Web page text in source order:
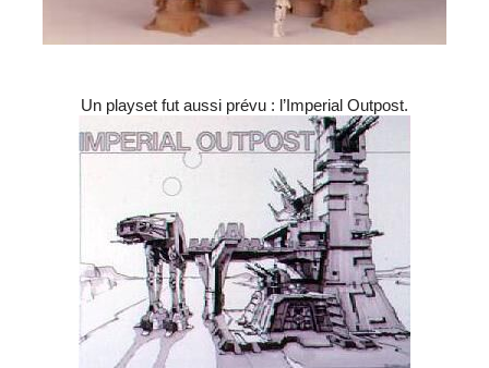
Un playset fut aussi prévu : l’Imperial Outpost.